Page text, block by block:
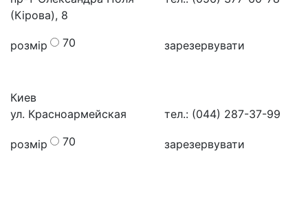
(Кірова), 8
розмір 70 зарезервувати
Киев
ул. Красноармейская
тел.: (044) 287-37-99
розмір 70 зарезервувати